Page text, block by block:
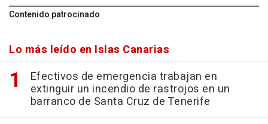
Contenido patrocinado
Lo más leído en Islas Canarias
Efectivos de emergencia trabajan en
extinguir un incendio de rastrojos en un
barranco de Santa Cruz de Tenerife